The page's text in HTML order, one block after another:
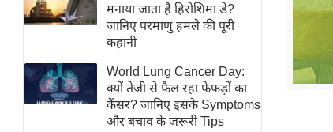
मिसाल बेमिसाल
शख्सियत
यंग इंडिया
साहित्य जगत
ऑटो वर्ल्ड
मनाया जाता है हिरोशिमा डे?
जानिए परमाणु हमले की पूरी
कहानी
World Lung Cancer Day:
क्यों तेजी से फैल रहा फेफड़ों का
कैंसर? जानिए इसके Symptoms
और बचाव के जरूरी Tips